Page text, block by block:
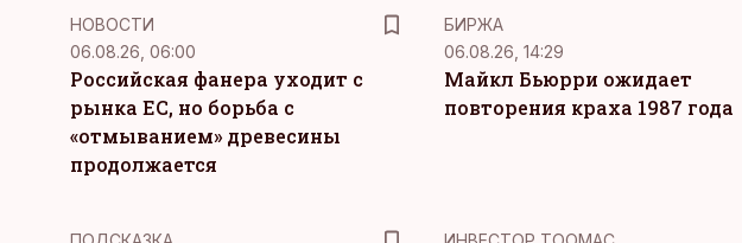
НОВОСТИ
06.08.26, 06:00
Российская фанера уходит с
рынка ЕС, но борьба с
«отмыванием» древесины
продолжается
БИРЖА
06.08.26, 14:29
Майкл Бьюрри ожидает
повторения краха 1987 года